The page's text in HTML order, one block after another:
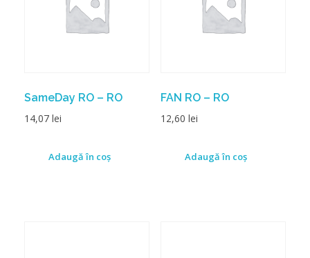
SameDay RO – RO
14,07 lei
Adaugă în coș
FAN RO – RO
12,60 lei
Adaugă în coș